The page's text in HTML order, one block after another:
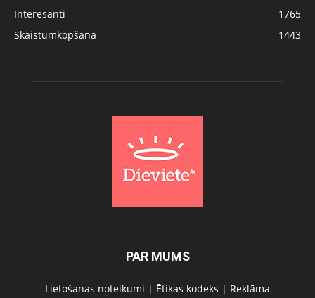
Interesanti
1765
Skaistumkopšana
1443
PAR MUMS
Lietošanas noteikumi | Ētikas kodeks | Reklāma